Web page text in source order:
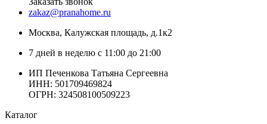
zakaz@pranahome.ru
Москва, Калужская площадь, д.1к2
7 дней в неделю с 11:00 до 21:00
ИП Печенкова Татьяна Сергеевна
ИНН: 501709469824
ОГРН: 324508100509223
Каталог